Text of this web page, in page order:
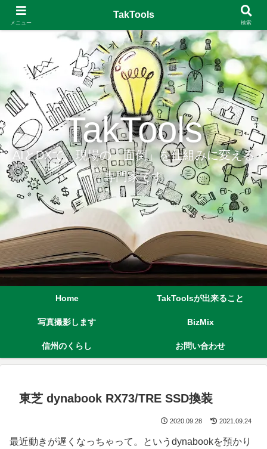
TakTools
AIとDXで、現場の「面倒」を仕組みに変える
専門家です
Home TakToolsが出来ること
写真撮影します BizMix
信州のくらし お問い合わせ
東芝 dynabook RX73/TRE SSD換装
2020.09.28 2021.09.24
最近動きが遅くなっちゃって。というdynabookを預かり
メニュー
TakTools
検索